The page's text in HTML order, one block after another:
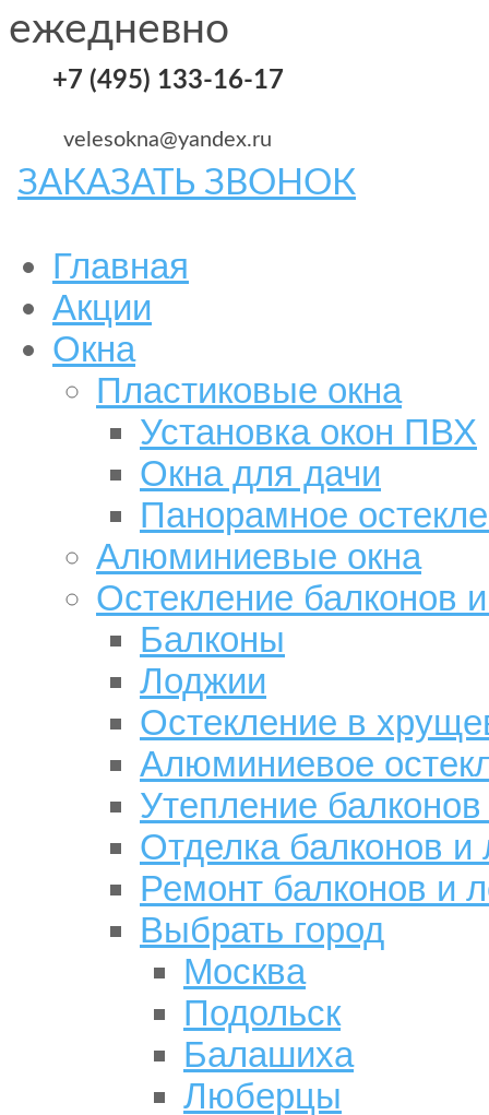
ежедневно
+7 (495) 133-16-17
velesokna@yandex.ru
ЗАКАЗАТЬ ЗВОНОК
Главная
Акции
Окна
Пластиковые окна
Установка окон ПВХ
Окна для дачи
Панорамное
Алюминиевые окна
Остекление балконов
Балконы
Лоджии
Остекление в
Алюминиевое
Утепление
Отделка балконов и
Ремонт балконов и
Выбрать город
Москва
Подольск
Балашиха
Люберцы